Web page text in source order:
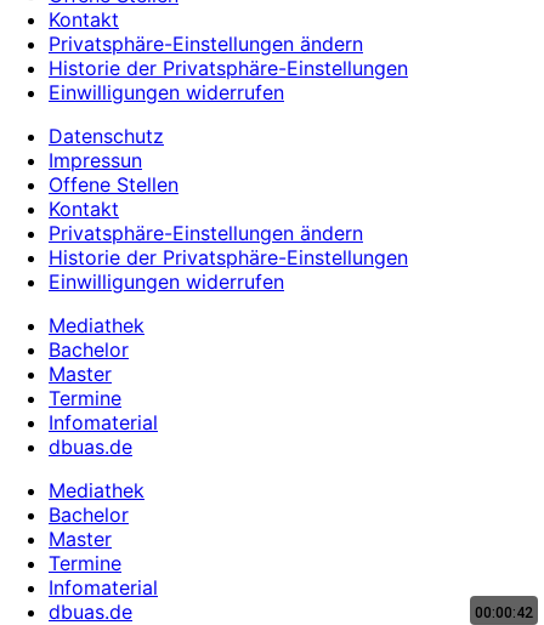
00:00:42
Kontakt
Privatsphäre-Einstellungen ändern
Historie der Privatsphäre-Einstellungen
Einwilligungen widerrufen
Datenschutz
Impressun
Offene Stellen
Kontakt
Privatsphäre-Einstellungen ändern
Historie der Privatsphäre-Einstellungen
Einwilligungen widerrufen
Mediathek
Bachelor
Master
Termine
Infomaterial
dbuas.de
Mediathek
Bachelor
Master
Termine
Infomaterial
dbuas.de